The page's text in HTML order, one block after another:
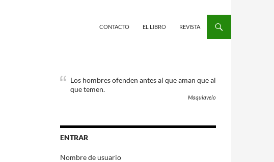
CONTACTO EL LIBRO REVISTA
Los hombres ofenden antes al que aman que al
que temen.
Maquiavelo
ENTRAR
Nombre de usuario